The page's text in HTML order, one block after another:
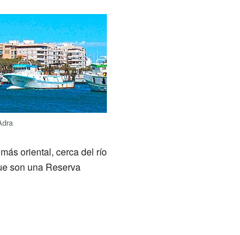
oriental, cerca del río
son una Reserva